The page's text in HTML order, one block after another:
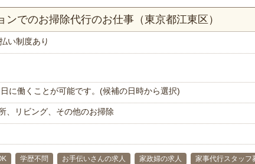
でのお掃除代行のお仕事（東京都江東区）
い制度あり
に働くことが可能です。(候補の日時から選択)
、リビング、その他のお掃除
学歴不問 お手伝いさんの求人 家政婦の求人 家事代行スタッフ